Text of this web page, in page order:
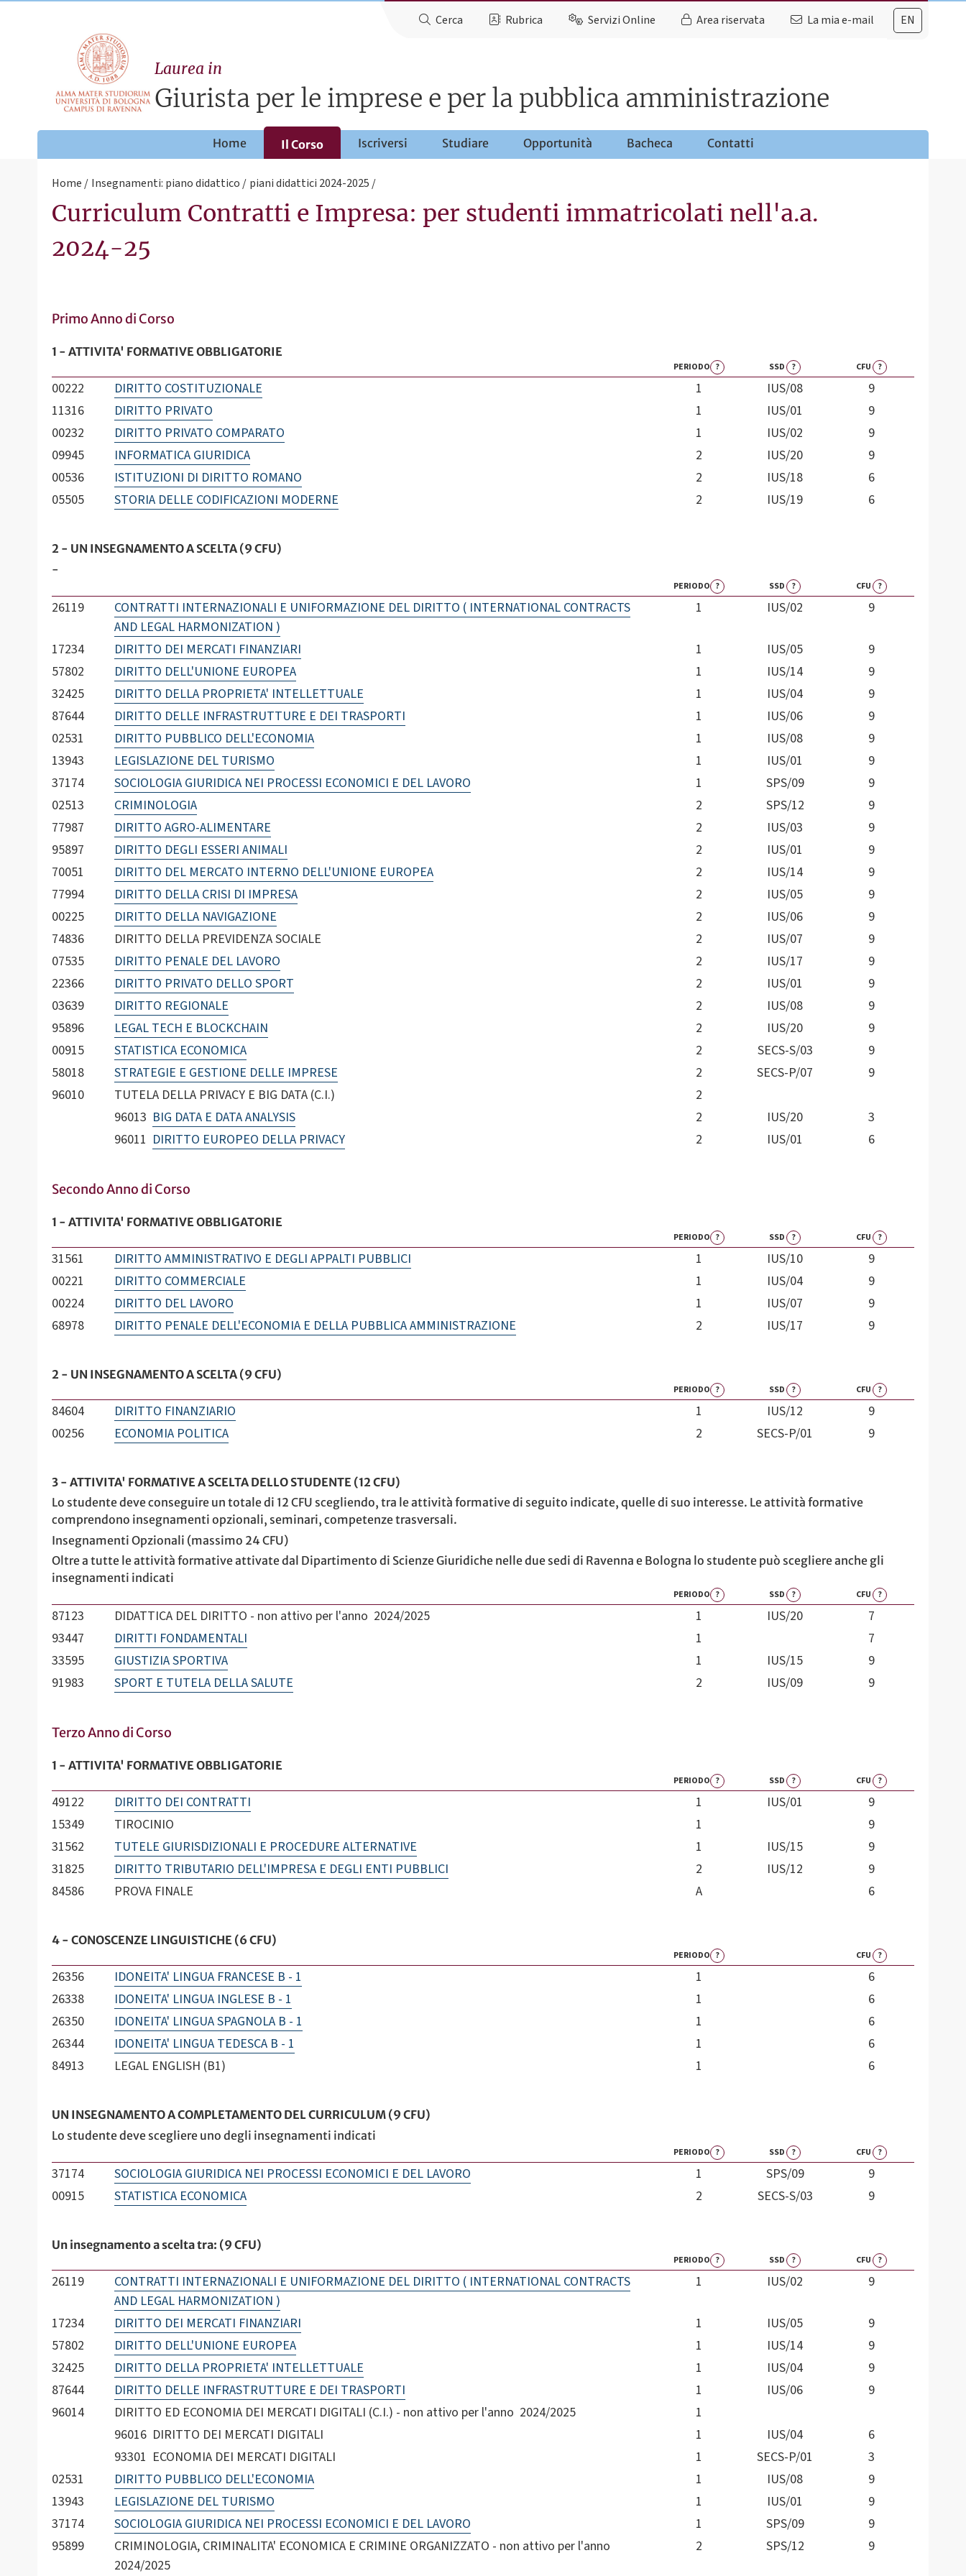
EN
Cerca Rubrica Servizi Online Area riservata La mia e-mail
Laurea in
Giurista per le imprese e per la pubblica amministrazione
Home Il Corso Iscriversi Studiare Opportunità Bacheca Contatti
Home Insegnamenti: piano didattico piani didattici 2024-2025
Curriculum Contratti e Impresa: per studenti immatricolati nell'a.a.
2024-25
Primo Anno di Corso
1 - ATTIVITA' FORMATIVE OBBLIGATORIE
PERIODO ? SSD ? CFU ?
00222 DIRITTO COSTITUZIONALE 1 IUS/08
9
11316
DIRITTO PRIVATO 1 IUS/01
9
00232
DIRITTO PRIVATO COMPARATO 1 IUS/02
9
09945
INFORMATICA GIURIDICA 2 IUS/20
9
00536
ISTITUZIONI DI DIRITTO ROMANO 2 IUS/18
6
05505
STORIA DELLE CODIFICAZIONI MODERNE 2 IUS/19 6
2 - UN INSEGNAMENTO A SCELTA (9 CFU)
-
PERIODO ? SSD ? CFU ?
26119
CONTRATTI INTERNAZIONALI E UNIFORMAZIONE DEL DIRITTO ( INTERNATIONAL CONTRACTS
AND LEGAL HARMONIZATION )
1 IUS/02 9
17234 DIRITTO DEI MERCATI FINANZIARI 1 IUS/05
9
57802
DIRITTO DELL'UNIONE EUROPEA 1 IUS/14
9
32425
DIRITTO DELLA PROPRIETA' INTELLETTUALE 1 IUS/04
9
87644
DIRITTO DELLE INFRASTRUTTURE E DEI TRASPORTI 1 IUS/06
9
02531
DIRITTO PUBBLICO DELL'ECONOMIA 1 IUS/08
9
13943
LEGISLAZIONE DEL TURISMO 1 IUS/01
9
37174
SOCIOLOGIA GIURIDICA NEI PROCESSI ECONOMICI E DEL LAVORO 1 SPS/09
9
02513
CRIMINOLOGIA 2 SPS/12
9
77987
DIRITTO AGRO-ALIMENTARE 2 IUS/03
9
95897
DIRITTO DEGLI ESSERI ANIMALI 2 IUS/01
9
70051
DIRITTO DEL MERCATO INTERNO DELL'UNIONE EUROPEA 2 IUS/14
9
77994
DIRITTO DELLA CRISI DI IMPRESA 2 IUS/05
9
00225
DIRITTO DELLA NAVIGAZIONE 2 IUS/06
9
74836
DIRITTO DELLA PREVIDENZA SOCIALE 2 IUS/07
9
07535
DIRITTO PENALE DEL LAVORO 2 IUS/17
9
22366
DIRITTO PRIVATO DELLO SPORT 2 IUS/01
9
03639
DIRITTO REGIONALE 2 IUS/08
9
95896
LEGAL TECH E BLOCKCHAIN 2 IUS/20
9
00915
STATISTICA ECONOMICA 2 SECS-S/03
9
58018
STRATEGIE E GESTIONE DELLE IMPRESE 2 SECS-P/07
9
96010
TUTELA DELLA PRIVACY E BIG DATA (C.I.)
2
96013 BIG DATA E DATA ANALYSIS 2 IUS/20
3
96011 DIRITTO EUROPEO DELLA PRIVACY 2 IUS/01 6
Secondo Anno di Corso
1 - ATTIVITA' FORMATIVE OBBLIGATORIE
PERIODO ? SSD ? CFU ?
31561 DIRITTO AMMINISTRATIVO E DEGLI APPALTI PUBBLICI 1 IUS/10
9
00221
DIRITTO COMMERCIALE 1 IUS/04
9
00224
DIRITTO DEL LAVORO 1 IUS/07
9
68978
DIRITTO PENALE DELL'ECONOMIA E DELLA PUBBLICA AMMINISTRAZIONE 2 IUS/17 9
2 - UN INSEGNAMENTO A SCELTA (9 CFU)
PERIODO ? SSD ? CFU ?
84604 DIRITTO FINANZIARIO 1 IUS/12
9
00256
ECONOMIA POLITICA 2 SECS-P/01 9
3 - ATTIVITA' FORMATIVE A SCELTA DELLO STUDENTE (12 CFU)
Lo studente deve conseguire un totale di 12 CFU scegliendo, tra le attività formative di seguito indicate, quelle di suo interesse. Le attività formative
comprendono insegnamenti opzionali, seminari, competenze trasversali.
Insegnamenti Opzionali (massimo 24 CFU)
Oltre a tutte le attività formative attivate dal Dipartimento di Scienze Giuridiche nelle due sedi di Ravenna e Bologna lo studente può scegliere anche gli
insegnamenti indicati
PERIODO ? SSD ? CFU ?
87123 DIDATTICA DEL DIRITTO - non attivo per l'anno 2024/2025 1 IUS/20
7
93447
DIRITTI FONDAMENTALI 1
7
33595
GIUSTIZIA SPORTIVA 1 IUS/15
9
91983
SPORT E TUTELA DELLA SALUTE 2 IUS/09 9
Terzo Anno di Corso
1 - ATTIVITA' FORMATIVE OBBLIGATORIE
PERIODO ? SSD ? CFU ?
49122 DIRITTO DEI CONTRATTI 1 IUS/01
9
15349
TIROCINIO 1
9
31562
TUTELE GIURISDIZIONALI E PROCEDURE ALTERNATIVE 1 IUS/15
9
31825
DIRITTO TRIBUTARIO DELL'IMPRESA E DEGLI ENTI PUBBLICI 2 IUS/12
9
84586
PROVA FINALE A 6
4 - CONOSCENZE LINGUISTICHE (6 CFU)
PERIODO ? CFU ?
26356 IDONEITA' LINGUA FRANCESE B - 1 1
6
26338
IDONEITA' LINGUA INGLESE B - 1 1
6
26350
IDONEITA' LINGUA SPAGNOLA B - 1 1
6
26344
IDONEITA' LINGUA TEDESCA B - 1 1
6
84913
LEGAL ENGLISH (B1) 1 6
UN INSEGNAMENTO A COMPLETAMENTO DEL CURRICULUM (9 CFU)
Lo studente deve scegliere uno degli insegnamenti indicati
PERIODO ? SSD ? CFU ?
37174 SOCIOLOGIA GIURIDICA NEI PROCESSI ECONOMICI E DEL LAVORO 1 SPS/09
9
00915
STATISTICA ECONOMICA 2 SECS-S/03 9
Un insegnamento a scelta tra: (9 CFU)
PERIODO ? SSD ? CFU ?
26119
CONTRATTI INTERNAZIONALI E UNIFORMAZIONE DEL DIRITTO ( INTERNATIONAL CONTRACTS
AND LEGAL HARMONIZATION )
1 IUS/02 9
17234 DIRITTO DEI MERCATI FINANZIARI 1 IUS/05
9
57802
DIRITTO DELL'UNIONE EUROPEA 1 IUS/14
9
32425
DIRITTO DELLA PROPRIETA' INTELLETTUALE 1 IUS/04
9
87644
DIRITTO DELLE INFRASTRUTTURE E DEI TRASPORTI 1 IUS/06
9
96014
DIRITTO ED ECONOMIA DEI MERCATI DIGITALI (C.I.) - non attivo per l'anno 2024/2025
1
96016 DIRITTO DEI MERCATI DIGITALI
1 IUS/04
6
93301 ECONOMIA DEI MERCATI DIGITALI
1 SECS-P/01
3
02531
DIRITTO PUBBLICO DELL'ECONOMIA 1 IUS/08
9
13943
LEGISLAZIONE DEL TURISMO 1 IUS/01
9
37174
SOCIOLOGIA GIURIDICA NEI PROCESSI ECONOMICI E DEL LAVORO 1 SPS/09
9
95899
CRIMINOLOGIA, CRIMINALITA' ECONOMICA E CRIMINE ORGANIZZATO - non attivo per l'anno
2024/2025
2 SPS/12 9